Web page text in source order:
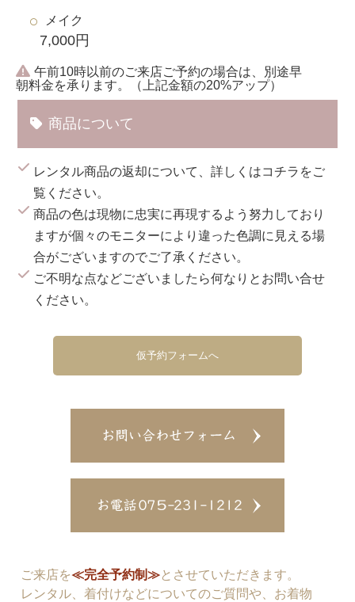
メイク
7,000円
午前10時以前のご来店ご予約の場合は、別途早
朝料金を承ります。（上記金額の20%アップ）
商品について
レンタル商品の返却について、詳しくはコチラ をご
覧ください。
商品の色は現物に忠実に再現するよう努力しており
ますが個々のモニターにより違った色調に見える場
合がございますのでご了承ください。
ご不明な点などございましたら何なりとお問い合せ
ください。
仮予約フォームへ
ご来店を≪完全予約制≫とさせていただきます。
レンタル、着付けなどについてのご質問や、お着物